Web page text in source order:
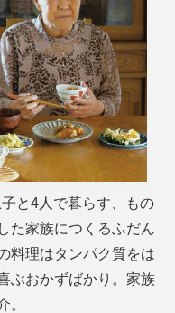
と4人で暮らす、もの
た家族につくるふだん
料理はタンパク質をは
ぶおかずばかり。家族
。